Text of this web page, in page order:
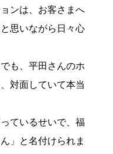
ンは、お客さまへ
思いながら日々心
も、平田さんのホ
対面していて本当
ているせいで、福
」と名付けられま